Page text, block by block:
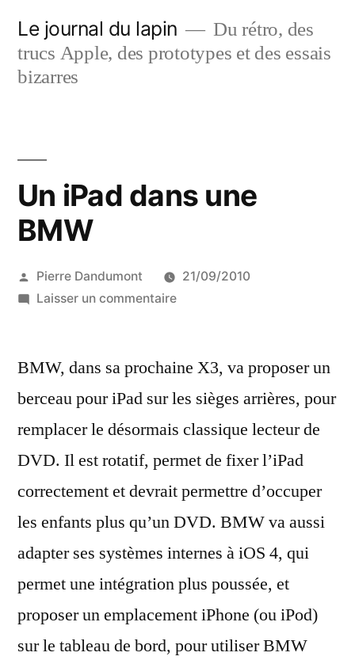
contenu
Le journal du lapin
Du rétro, des
trucs Apple, des prototypes et des essais
bizarres
Un iPad dans une
BMW
Publié
par
Pierre Dandumont
21/09/2010
Laisser un commentairesur
dans
BMW
BMW, dans sa prochaine X3, va proposer un
berceau pour iPad sur les sièges arrières, pour
remplacer le désormais classique lecteur de
DVD. Il est rotatif, permet de fixer l’iPad
correctement et devrait permettre d’occuper
les enfants plus qu’un DVD. BMW va aussi
adapter ses systèmes internes à iOS 4, qui
permet une intégration plus poussée, et
proposer un emplacement iPhone (ou iPod)
sur le tableau de bord, pour utiliser BMW